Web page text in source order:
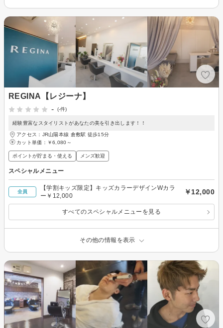
REGINA【レジーナ】
-
(-件)
経験豊富なスタイリストがあなたの美を引き出します！！
アクセス：JR山陽本線 倉敷駅 徒歩15分
カット単価： ￥6,080～
ポイントが貯まる・使える メンズ歓迎
スペシャルメニュー
全員
【学割キッズ限定】キッズカラーデザインWカラ
ー￥12,000
￥12,000
すべてのスペシャルメニューを見る
その他の情報を表示